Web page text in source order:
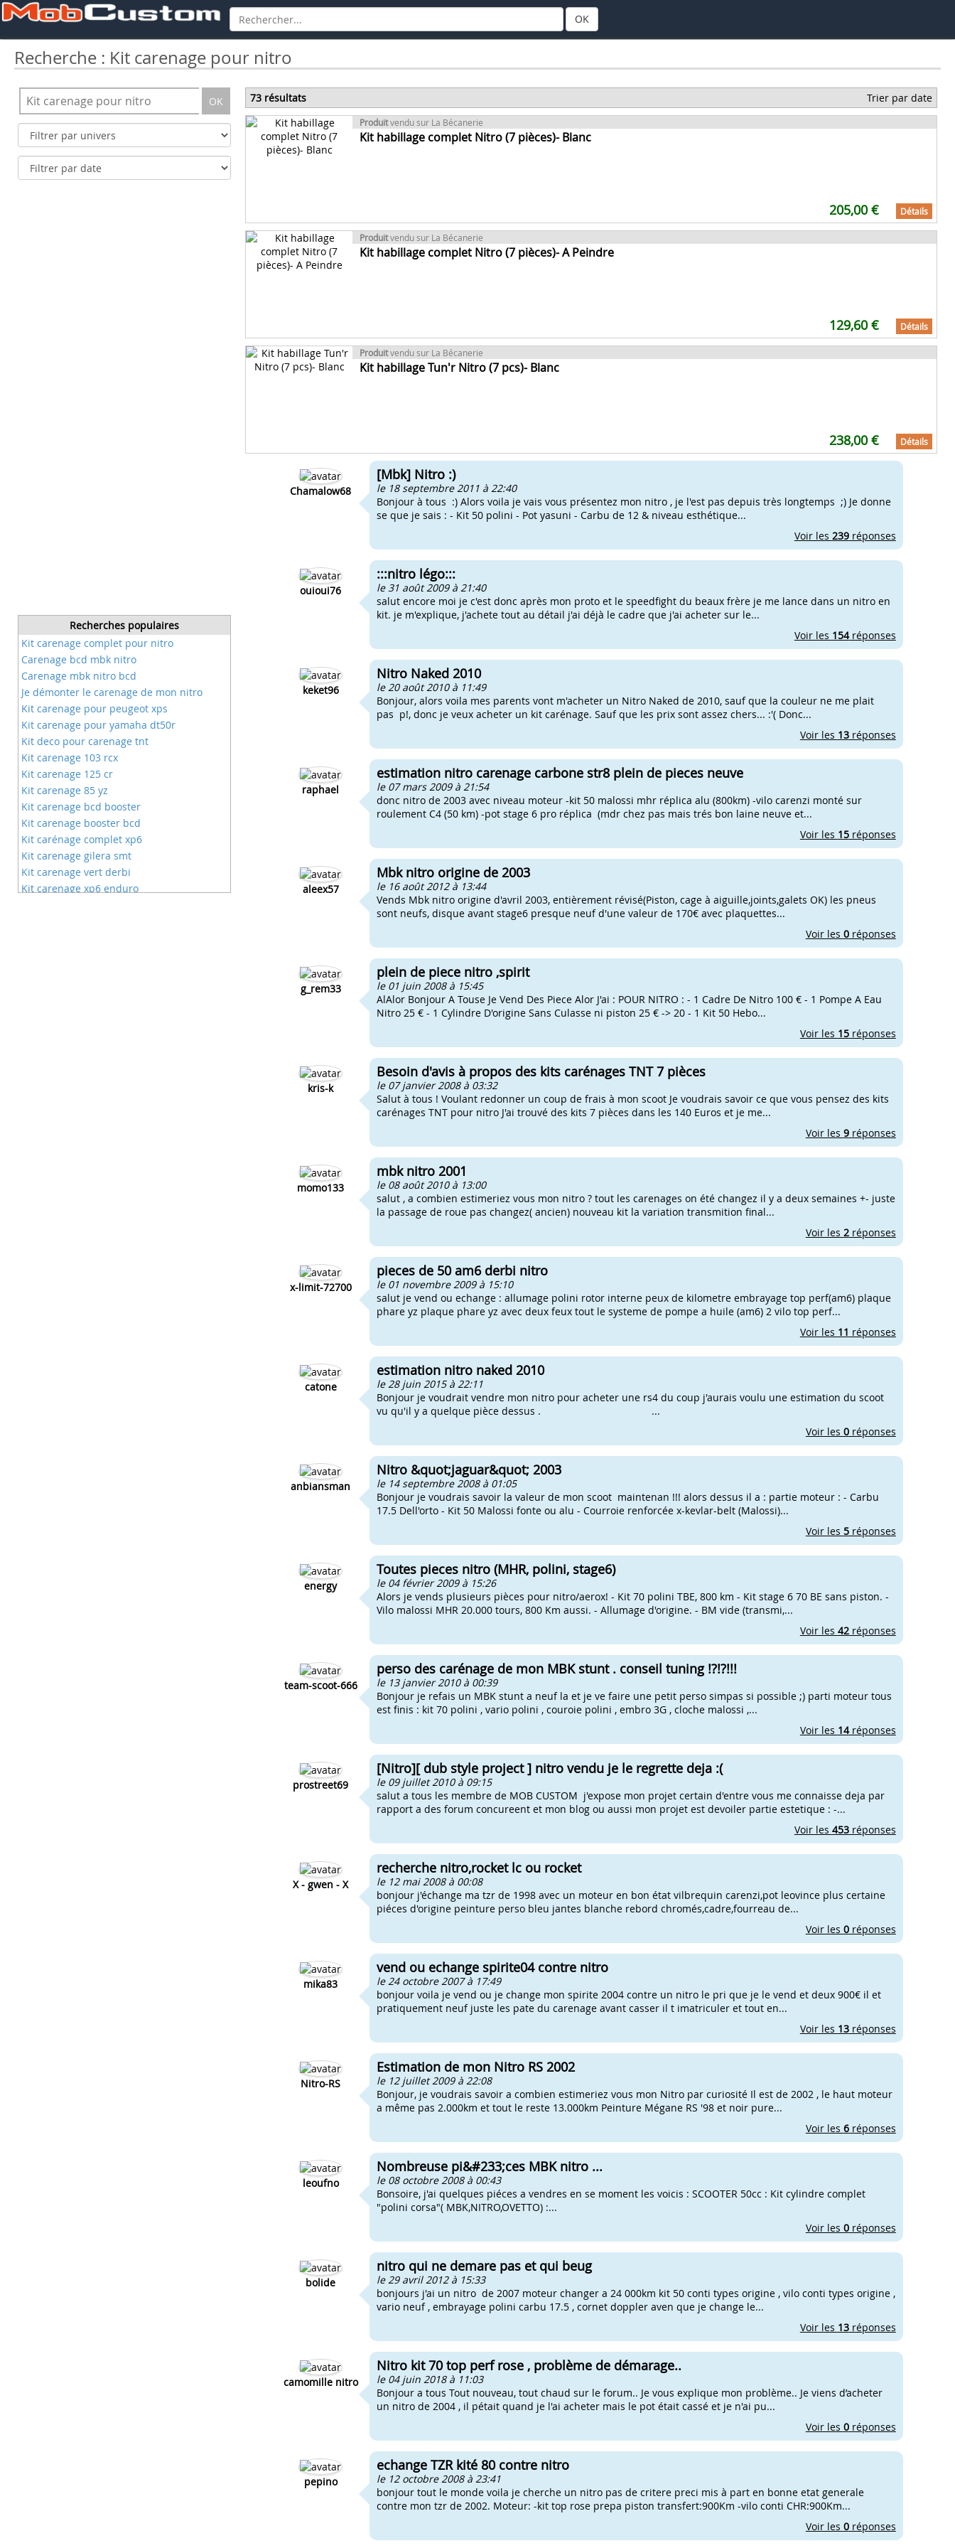
OK
Recherche : Kit carenage pour nitro
OK
Recherches populaires
Kit carenage complet pour nitro
Carenage bcd mbk nitro
Carenage mbk nitro bcd
Je démonter le carenage de mon nitro
Kit carenage pour peugeot xps
Kit carenage pour yamaha dt50r
Kit deco pour carenage tnt
Kit carenage 103 rcx
Kit carenage 125 cr
Kit carenage 85 yz
Kit carenage bcd booster
Kit carenage booster bcd
Kit carénage complet xp6
Kit carenage gilera smt
Kit carenage vert derbi
Kit carenage xp6 enduro
73 résultats Trier par date
Produitvendu sur La Bécanerie
Kit habillage complet Nitro (7 pièces)- Blanc
205,00 € Détails
Produitvendu sur La Bécanerie
Kit habillage complet Nitro (7 pièces)- A Peindre
129,60 € Détails
Produitvendu sur La Bécanerie
Kit habillage Tun'r Nitro (7 pcs)- Blanc
238,00 € Détails
Chamalow68
[Mbk] Nitro :)
le 18 septembre 2011 à 22:40
Bonjour à tous :) Alors voila je vais vous présentez mon nitro , je l'est pas depuis très longtemps ;) Je donne
se que je sais : - Kit 50 polini - Pot yasuni - Carbu de 12 & niveau esthétique...
Voir les 239réponses
ouioui76
:::nitro légo:::
le 31 août 2009 à 21:40
salut encore moi je c'est donc après mon proto et le speedfight du beaux frère je me lance dans un nitro en
kit. je m'explique, j'achete tout au détail j'ai déjà le cadre que j'ai acheter sur le...
Voir les 154réponses
keket96
Nitro Naked 2010
le 20 août 2010 à 11:49
Bonjour, alors voila mes parents vont m'acheter un Nitro Naked de 2010, sauf que la couleur ne me plait
pas p!, donc je veux acheter un kit carénage. Sauf que les prix sont assez chers... :'( Donc...
Voir les 13réponses
raphael
estimation nitro carenage carbone str8 plein de pieces neuve
le 07 mars 2009 à 21:54
donc nitro de 2003 avec niveau moteur -kit 50 malossi mhr réplica alu (800km) -vilo carenzi monté sur
roulement C4 (50 km) -pot stage 6 pro réplica (mdr chez pas mais trés bon laine neuve et...
Voir les 15réponses
aleex57
Mbk nitro origine de 2003
le 16 août 2012 à 13:44
Vends Mbk nitro origine d'avril 2003, entièrement révisé(Piston, cage à aiguille,joints,galets OK) les pneus
sont neufs, disque avant stage6 presque neuf d'une valeur de 170€ avec plaquettes...
Voir les 0réponses
g_rem33
plein de piece nitro ,spirit
le 01 juin 2008 à 15:45
AlAlor Bonjour A Touse Je Vend Des Piece Alor J'ai : POUR NITRO : - 1 Cadre De Nitro 100 € - 1 Pompe A Eau
Nitro 25 € - 1 Cylindre D'origine Sans Culasse ni piston 25 € -> 20 - 1 Kit 50 Hebo...
Voir les 15réponses
kris-k
Besoin d'avis à propos des kits carénages TNT 7 pièces
le 07 janvier 2008 à 03:32
Salut à tous ! Voulant redonner un coup de frais à mon scoot Je voudrais savoir ce que vous pensez des kits
carénages TNT pour nitro J'ai trouvé des kits 7 pièces dans les 140 Euros et je me...
Voir les 9réponses
momo133
mbk nitro 2001
le 08 août 2010 à 13:00
salut , a combien estimeriez vous mon nitro ? tout les carenages on été changez il y a deux semaines +- juste
la passage de roue pas changez( ancien) nouveau kit la variation transmition final...
Voir les 2réponses
x-limit-72700
pieces de 50 am6 derbi nitro
le 01 novembre 2009 à 15:10
salut je vend ou echange : allumage polini rotor interne peux de kilometre embrayage top perf(am6) plaque
phare yz plaque phare yz avec deux feux tout le systeme de pompe a huile (am6) 2 vilo top perf...
Voir les 11 réponses
catone
estimation nitro naked 2010
le 28 juin 2015 à 22:11
Bonjour je voudrait vendre mon nitro pour acheter une rs4 du coup j'aurais voulu une estimation du scoot
vu qu'il y a quelque pièce dessus . ...
Voir les 0réponses
anbiansman
Nitro &quot;jaguar&quot; 2003
le 14 septembre 2008 à 01:05
Bonjour je voudrais savoir la valeur de mon scoot maintenan !!! alors dessus il a : partie moteur : - Carbu
17.5 Dell'orto - Kit 50 Malossi fonte ou alu - Courroie renforcée x-kevlar-belt (Malossi)...
Voir les 5réponses
energy
Toutes pieces nitro (MHR, polini, stage6)
le 04 février 2009 à 15:26
Alors je vends plusieurs pièces pour nitro/aerox! - Kit 70 polini TBE, 800 km - Kit stage 6 70 BE sans piston. -
Vilo malossi MHR 20.000 tours, 800 Km aussi. - Allumage d'origine. - BM vide (transmi,...
Voir les 42réponses
team-scoot-666
perso des carénage de mon MBK stunt . conseil tuning !?!?!!!
le 13 janvier 2010 à 00:39
Bonjour je refais un MBK stunt a neuf la et je ve faire une petit perso simpas si possible ;) parti moteur tous
est finis : kit 70 polini , vario polini , couroie polini , embro 3G , cloche malossi ,...
Voir les 14réponses
prostreet69
[Nitro][ dub style project ] nitro vendu je le regrette deja :(
le 09 juillet 2010 à 09:15
salut a tous les membre de MOB CUSTOM j'expose mon projet certain d'entre vous me connaisse deja par
rapport a des forum concureent et mon blog ou aussi mon projet est devoiler partie estetique : -...
Voir les 453réponses
X - gwen - X
recherche nitro,rocket lc ou rocket
le 12 mai 2008 à 00:08
bonjour j'échange ma tzr de 1998 avec un moteur en bon état vilbrequin carenzi,pot leovince plus certaine
piéces d'origine peinture perso bleu jantes blanche rebord chromés,cadre,fourreau de...
Voir les 0réponses
mika83
vend ou echange spirite04 contre nitro
le 24 octobre 2007 à 17:49
bonjour voila je vend ou je change mon spirite 2004 contre un nitro le pri que je le vend et deux 900€ il et
pratiquement neuf juste les pate du carenage avant casser il t imatriculer et tout en...
Voir les 13réponses
Nitro-RS
Estimation de mon Nitro RS 2002
le 12 juillet 2009 à 22:08
Bonjour, je voudrais savoir a combien estimeriez vous mon Nitro par curiosité Il est de 2002 , le haut moteur
a même pas 2.000km et tout le reste 13.000km Peinture Mégane RS '98 et noir pure...
Voir les 6réponses
leoufno
Nombreuse pi&#233;ces MBK nitro ...
le 08 octobre 2008 à 00:43
Bonsoire, j'ai quelques piéces a vendres en se moment les voicis : SCOOTER 50cc : Kit cylindre complet
"polini corsa"( MBK,NITRO,OVETTO) :...
Voir les 0réponses
bolide
nitro qui ne demare pas et qui beug
le 29 avril 2012 à 15:33
bonjours j'ai un nitro de 2007 moteur changer a 24 000km kit 50 conti types origine , vilo conti types origine ,
vario neuf , embrayage polini carbu 17.5 , cornet doppler aven que je change le...
Voir les 13réponses
camomille nitro
Nitro kit 70 top perf rose , problème de démarage..
le 04 juin 2018 à 11:03
Bonjour a tous Tout nouveau, tout chaud sur le forum.. Je vous explique mon problème.. Je viens d’acheter
un nitro de 2004 , il pétait quand je l'ai acheter mais le pot était cassé et je n'ai pu...
Voir les 0réponses
pepino
echange TZR kité 80 contre nitro
le 12 octobre 2008 à 23:41
bonjour tout le monde voila je cherche un nitro pas de critere preci mis à part en bonne etat generale
contre mon tzr de 2002. Moteur: -kit top rose prepa piston transfert:900Km -vilo conti CHR:900Km...
Voir les 0réponses